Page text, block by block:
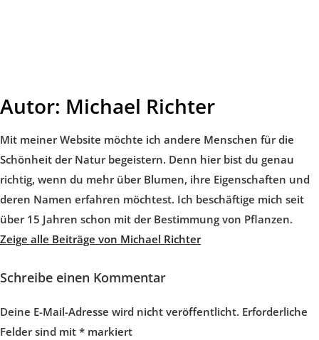
Autor: Michael Richter
Mit meiner Website möchte ich andere Menschen für die
Schönheit der Natur begeistern. Denn hier bist du genau
richtig, wenn du mehr über Blumen, ihre Eigenschaften und
deren Namen erfahren möchtest. Ich beschäftige mich seit
über 15 Jahren schon mit der Bestimmung von Pflanzen.
Zeige alle Beiträge von Michael Richter
Schreibe einen Kommentar
Deine E-Mail-Adresse wird nicht veröffentlicht. Erforderliche
Felder sind mit * markiert